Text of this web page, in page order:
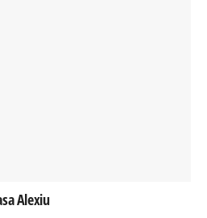
Alexiu